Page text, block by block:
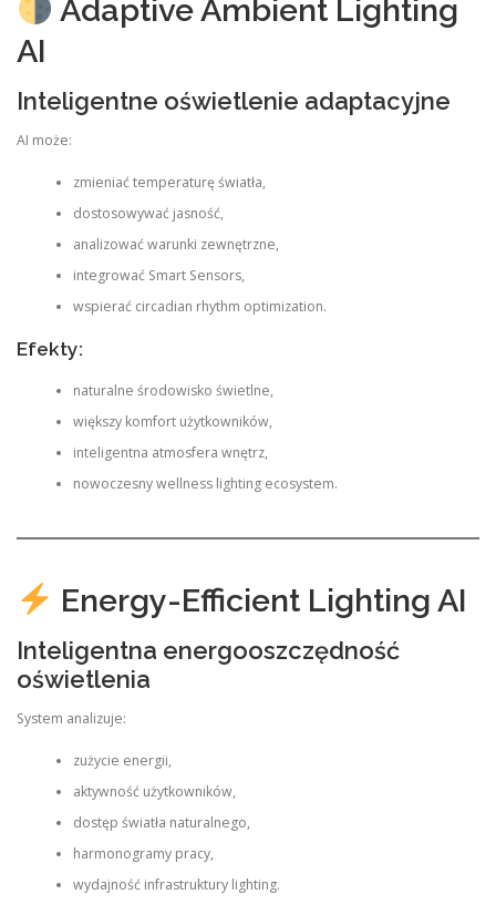
Adaptive Ambient Lighting
AI
Inteligentne oświetlenie adaptacyjne
AI może:
zmieniać temperaturę światła,
dostosowywać jasność,
analizować warunki zewnętrzne,
integrować Smart Sensors,
wspierać circadian rhythm optimization.
Efekty:
naturalne środowisko świetlne,
większy komfort użytkowników,
inteligentna atmosfera wnętrz,
nowoczesny wellness lighting ecosystem.
Energy-Efficient Lighting AI
Inteligentna energooszczędność
oświetlenia
System analizuje:
zużycie energii,
aktywność użytkowników,
dostęp światła naturalnego,
harmonogramy pracy,
wydajność infrastruktury lighting.